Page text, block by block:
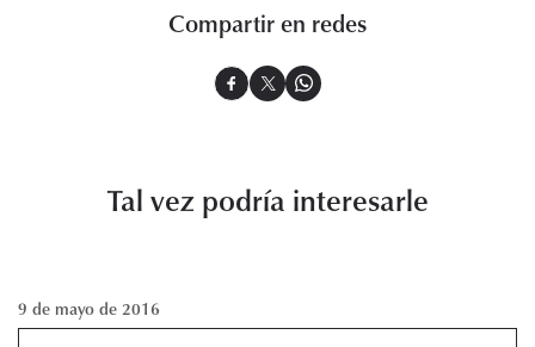
Compartir en redes
Tal vez podría interesarle
9 de mayo de 2016